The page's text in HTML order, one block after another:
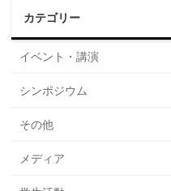
カテゴリー
イベント・講演
シンポジウム
その他
メディア